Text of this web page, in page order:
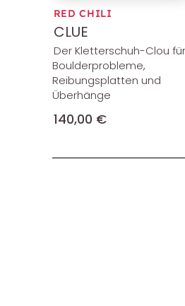
RED CHILI
CLUE
Der Kletterschuh-Clou für
Boulderprobleme,
Reibungsplatten und
Überhänge
140,00 €